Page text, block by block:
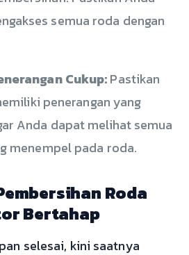
semua roda dengan
Cukup:Pastikan
penerangan yang
Anda dapat melihat semua
menempel pada roda.
Roda
Bertahap
selesai, kini saatnya